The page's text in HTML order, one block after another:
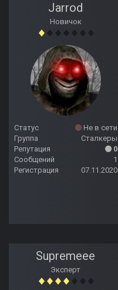
Jarrod
Новичок
Статус
Не в сети
Группа
Сталкеры
Репутация
0
Сообщений
1
Регистрация
07.11.2020
Supremeee
Эксперт